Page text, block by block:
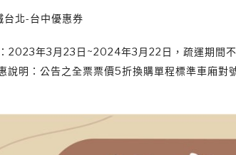
台北-台中優惠券
2023年3月23日~2024年3月22日，疏運期間
說明：公告之全票票價5折換購單程標準車廂